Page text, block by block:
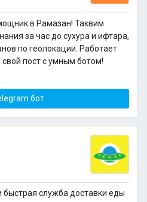
в Рамазан! Таквим
за час до сухура и ифтара,
по геолокации. Работает
свой пост с умным ботом!
бот
быстрая служба доставки еды